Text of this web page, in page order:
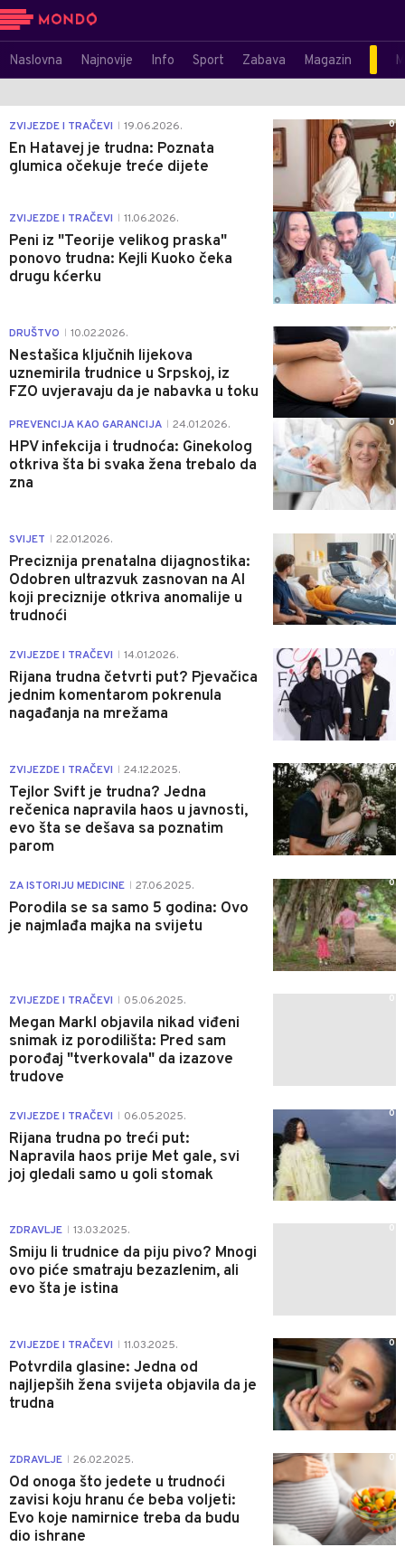
Naslovna Najnovije Info Sport Zabava Magazin
ZVIJEZDE I TRAČEVI 19.06.2026.
En Hatavej je trudna: Poznata
glumica očekuje treće dijete
0
ZVIJEZDE I TRAČEVI 11.06.2026.
Peni iz "Teorije velikog praska"
ponovo trudna: Kejli Kuoko čeka
drugu kćerku
0
DRUŠTVO 10.02.2026.
Nestašica ključnih lijekova
uznemirila trudnice u Srpskoj, iz
FZO uvjeravaju da je nabavka u toku
0
PREVENCIJA KAO GARANCIJA 24.01.2026.
HPV infekcija i trudnoća: Ginekolog
otkriva šta bi svaka žena trebalo da
zna
0
SVIJET 22.01.2026.
Preciznija prenatalna dijagnostika:
Odobren ultrazvuk zasnovan na AI
koji preciznije otkriva anomalije u
trudnoći
0
ZVIJEZDE I TRAČEVI 14.01.2026.
Rijana trudna četvrti put? Pjevačica
jednim komentarom pokrenula
nagađanja na mrežama
ZVIJEZDE I TRAČEVI 24.12.2025.
Tejlor Svift je trudna? Jedna
rečenica napravila haos u javnosti,
evo šta se dešava sa poznatim
parom
0
ZA ISTORIJU MEDICINE 27.06.2025.
Porodila se sa samo 5 godina: Ovo
je najmlađa majka na svijetu
0
ZVIJEZDE I TRAČEVI 05.06.2025.
Megan Markl objavila nikad viđeni
snimak iz porodilišta: Pred sam
porođaj "tverkovala" da izazove
trudove
0
ZVIJEZDE I TRAČEVI 06.05.2025.
Rijana trudna po treći put:
Napravila haos prije Met gale, svi
joj gledali samo u goli stomak
0
ZDRAVLJE 13.03.2025.
Smiju li trudnice da piju pivo? Mnogi
ovo piće smatraju bezazlenim, ali
evo šta je istina
0
ZVIJEZDE I TRAČEVI 11.03.2025.
Potvrdila glasine: Jedna od
najljepših žena svijeta objavila da je
trudna
0
ZDRAVLJE 26.02.2025.
Od onoga što jedete u trudnoći
zavisi koju hranu će beba voljeti:
Evo koje namirnice treba da budu
dio ishrane
0